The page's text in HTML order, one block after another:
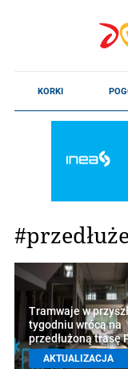
Tramwaje w
tygodniu wrócą na
przedłużoną trasę
AKTUALIZACJA